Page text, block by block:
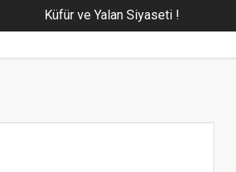
Küfür ve Yalan Siyaseti !